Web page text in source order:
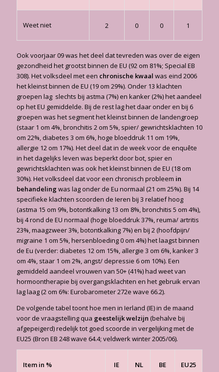
Weet niet 2 0 0 1
Ook voorjaar 09 was het deel dat tevreden was over de eigen
gezondheid het grootst binnen de EU (92 om 81%; Special EB
308). Het volksdeel met een chronische kwaal was eind 2006
het kleinst binnen de EU (19 om 29%). Onder 13 klachten
groepen lag slechts bij astma (7%) en kanker (2%) het aandeel
op het EU gemiddelde. Bij de rest lag het daar onder en bij 6
groepen was het segment het kleinst binnen de landengroep
(staar 1 om 4%, bronchitis 2 om 5%, spier/ gewrichtsklachten 10
om 22%, diabetes 3 om 6%, hoge bloeddruk 11 om 19%,
allergie 12 om 17%). Het deel dat in de week voor de enquête
in het dagelijks leven was beperkt door bot, spier en
gewrichtsklachten was ook het kleinst binnen de EU (18 om
30%). Het volksdeel dat voor een chronisch probleem in
behandeling was lag onder de Eu normaal (21 om 25%). Bij 14
specifieke klachten scoorden de Ieren bij 3 relatief hoog
(astma 15 om 9%, botontkalking 13 om 8%, bronchitis 5 om 4%),
bij 4 rond de EU normaal (hoge bloeddruk 37%, reuma/ artritis
23%, maagzweer 3%, botontkalking 7%) en bij 2 (hoofdpijn/
migraine 1 om 5%, hersenbloeding 0 om 4%) het laagst binnen
de Eu (verder: diabetes 12 om 15%, allergie 3 om 6%, kanker 3
om 4%, staar 1 om 2%, angst/ depressie 6 om 10%). Een
gemiddeld aandeel vrouwen van 50+ (41%) had weet van
hormoontherapie bij overgangsklachten en het gebruik ervan
lag laag (2 om 6%: Eurobarometer 272e wave 66.2).
De volgende tabel toont hoe men in Ierland (IE) in de maand
voor de vraagstelling qua geestelijk welzijn (behalve bij
afgepeigerd) redelijk tot goed scoorde in vergelijking met de
EU25 (Bron EB 248 wave 64.4; veldwerk winter 2005/06).
Item in % IE NL BE EU25